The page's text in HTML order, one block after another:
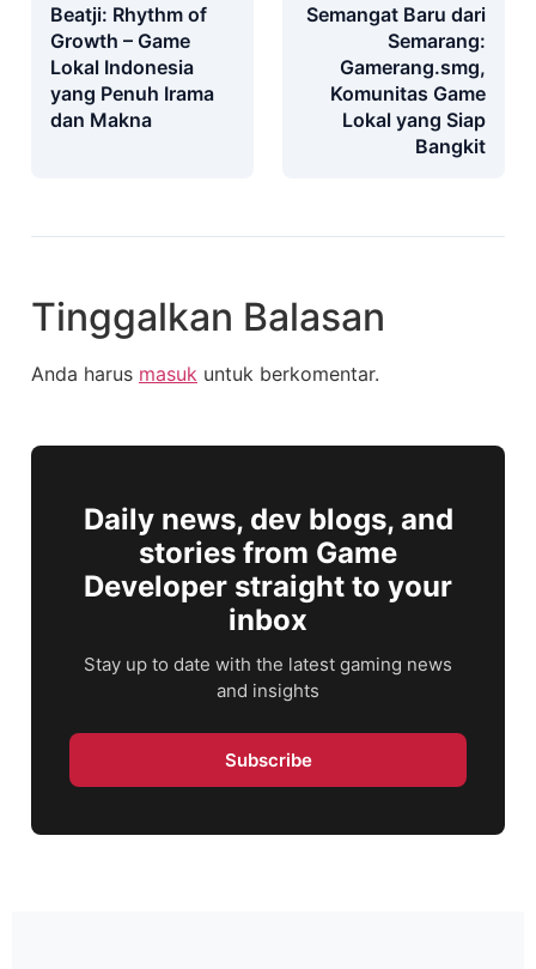
Beatji: Rhythm of
Growth – Game
Lokal Indonesia
yang Penuh Irama
dan Makna
Semangat Baru dari
Semarang:
Gamerang.smg,
Komunitas Game
Lokal yang Siap
Bangkit
Tinggalkan Balasan
Anda harus masuk untuk berkomentar.
Daily news, dev blogs, and
stories from Game
Developer straight to your
inbox
Stay up to date with the latest gaming news
and insights
Subscribe